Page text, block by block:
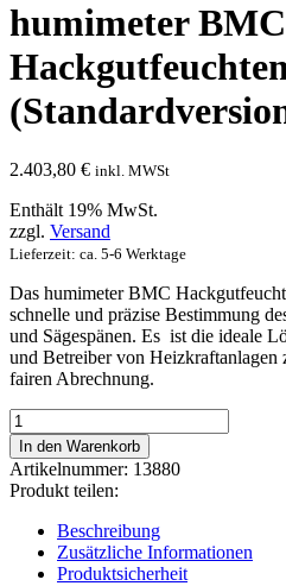
humimeter BMC
2.403,80 € inkl. MWSt
Enthält 19% MwSt.
zzgl. Versand
Lieferzeit: ca. 5-6 Werktage
Das humimeter BMC
schnelle und präzise Bestimmung
und Sägespänen. Es ist die ideale
und Betreiber von Heizkraftanlagen
fairen Abrechnung.
humimeter
BMC
Hackgutfeuchtemessgerät
(Standardversion)
Menge
In den Warenkorb
Artikelnummer: 13880
Produkt teilen:
Beschreibung
Zusätzliche Informationen
Produktsicherheit